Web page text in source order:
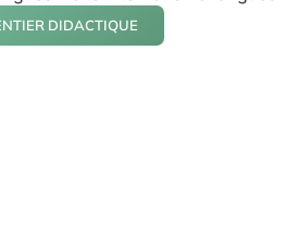
DIDACTIQUE